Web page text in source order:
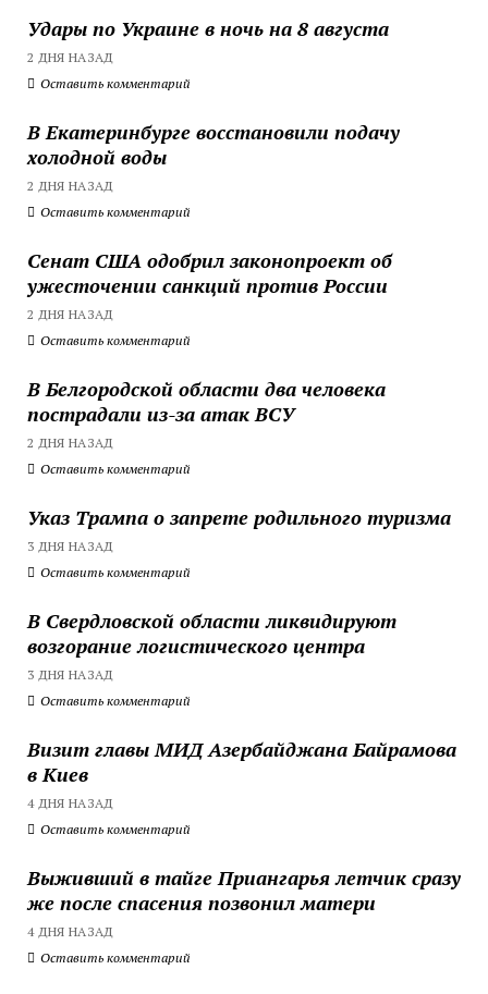
Удары по Украине в ночь на 8 августа
2 ДНЯ НАЗАД
Оставить комментарий
В Екатеринбурге восстановили подачу
холодной воды
2 ДНЯ НАЗАД
Оставить комментарий
Сенат США одобрил законопроект об
ужесточении санкций против России
2 ДНЯ НАЗАД
Оставить комментарий
В Белгородской области два человека
пострадали из-за атак ВСУ
2 ДНЯ НАЗАД
Оставить комментарий
Указ Трампа о запрете родильного туризма
3 ДНЯ НАЗАД
Оставить комментарий
В Свердловской области ликвидируют
возгорание логистического центра
3 ДНЯ НАЗАД
Оставить комментарий
Визит главы МИД Азербайджана Байрамова
в Киев
4 ДНЯ НАЗАД
Оставить комментарий
Выживший в тайге Приангарья летчик сразу
же после спасения позвонил матери
4 ДНЯ НАЗАД
Оставить комментарий